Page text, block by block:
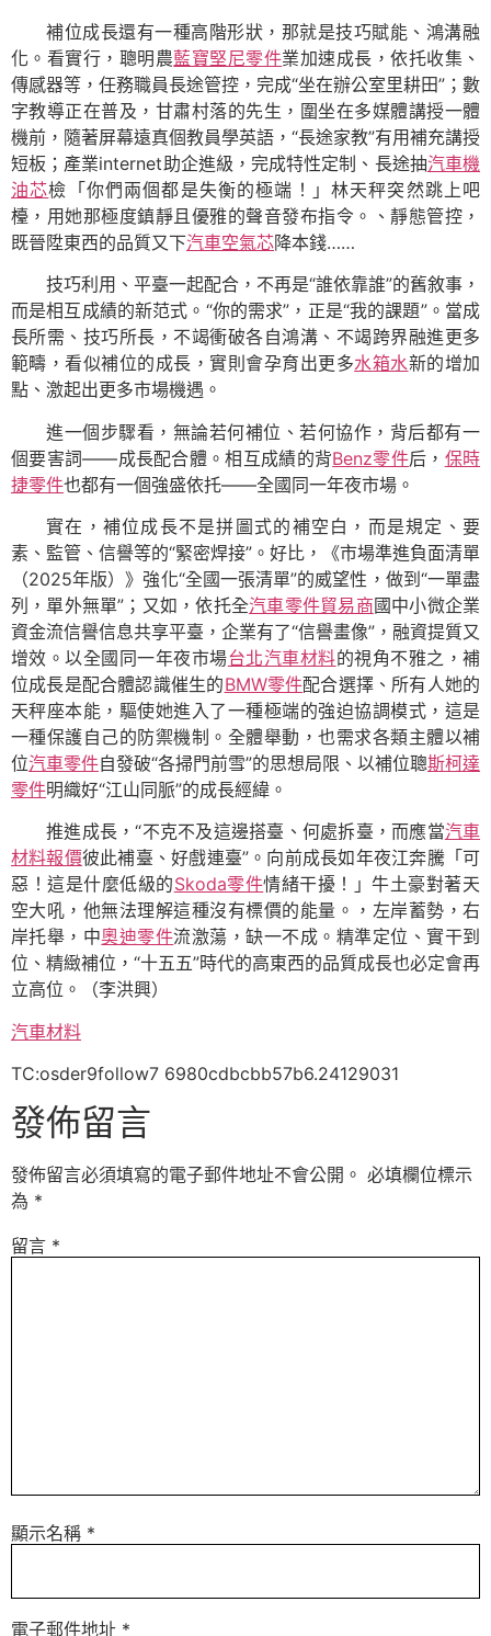
補位成長還有一種高階形狀，那就是技巧賦能、鴻溝融
化。看實行，聰明農藍寶堅尼零件業加速成長，依托收集、
傳感器等，任務職員長途管控，完成“坐在辦公室里耕田”；數
字教導正在普及，甘肅村落的先生，圍坐在多媒體講授一體
機前，隨著屏幕遠真個教員學英語，“長途家教”有用補充講授
短板；產業internet助企進級，完成特性定制、長途抽汽車機
油芯檢「你們兩個都是失衡的極端！」林天秤突然跳上吧
檯，用她那極度鎮靜且優雅的聲音發布指令。、靜態管控，
既晉陞東西的品質又下汽車空氣芯降本錢……
技巧利用、平臺一起配合，不再是“誰依靠誰”的舊敘事，
而是相互成績的新范式。“你的需求”，正是“我的課題”。當成
長所需、技巧所長，不竭衝破各自鴻溝、不竭跨界融進更多
範疇，看似補位的成長，實則會孕育出更多水箱水新的增加
點、激起出更多市場機遇。
進一個步驟看，無論若何補位、若何協作，背后都有一
個要害詞——成長配合體。相互成績的背Benz零件后， 保時
捷零件也都有一個強盛依托——全國同一年夜市場。
實在，補位成長不是拼圖式的補空白，而是規定、要
素、監管、信譽等的“緊密焊接”。好比，《市場準進負面清單
（2025年版）》強化“全國一張清單”的威望性，做到“一單盡
列，單外無單”；又如，依托全汽車零件貿易商國中小微企業
資金流信譽信息共享平臺，企業有了“信譽畫像”，融資提質又
增效。以全國同一年夜市場台北汽車材料的視角不雅之，補
位成長是配合體認識催生的BMW零件配合選擇、所有人她的
天秤座本能，驅使她進入了一種極端的強迫協調模式，這是
一種保護自己的防禦機制。全體舉動，也需求各類主體以補
位汽車零件自發破“各掃門前雪”的思想局限、以補位聰斯柯達
零件明織好“江山同脈”的成長經緯。
推進成長，“不克不及這邊搭臺、何處拆臺，而應當汽車
材料報價彼此補臺、好戲連臺”。向前成長如年夜江奔騰「可
惡！這是什麼低級的Skoda零件情緒干擾！」牛土豪對著天
空大吼，他無法理解這種沒有標價的能量。，左岸蓄勢，右
岸托舉，中奧迪零件流激蕩，缺一不成。精準定位、實干到
位、精緻補位，“十五五”時代的高東西的品質成長也必定會再
立高位。（李洪興）
汽車材料
TC:osder9follow7 6980cdbcbb57b6.24129031
發佈留言
發佈留言必須填寫的電子郵件地址不會公開。 必填欄位標示
為 *
留言 *
顯示名稱 *
電子郵件地址 *